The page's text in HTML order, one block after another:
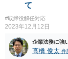
て
#取締役解任対応
2023年12月12日
企業法務に強
髙橋 俊太 弁